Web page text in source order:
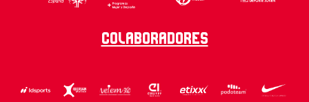
Colaboradores